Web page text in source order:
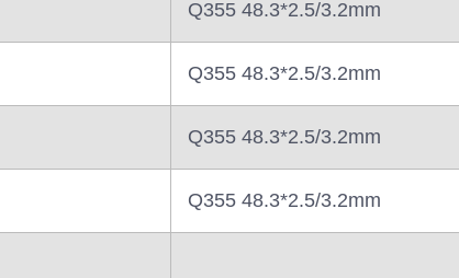
Q355 48.3*2.5/3.2mm
Q355 48.3*2.5/3.2mm
Q355 48.3*2.5/3.2mm
Q355 48.3*2.5/3.2mm